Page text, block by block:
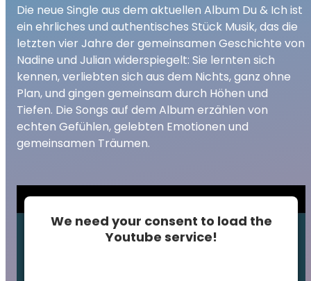
Die neue Single aus dem aktuellen Album Du & Ich ist
ein ehrliches und authentisches Stück Musik, das die
letzten vier Jahre der gemeinsamen Geschichte von
Nadine und Julian widerspiegelt: Sie lernten sich
kennen, verliebten sich aus dem Nichts, ganz ohne
Plan, und gingen gemeinsam durch Höhen und
Tiefen. Die Songs auf dem Album erzählen von
echten Gefühlen, gelebten Emotionen und
gemeinsamen Träumen.
We need your consent to load the
Youtube service!